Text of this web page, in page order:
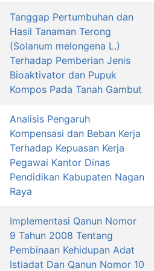
Tanggap Pertumbuhan dan
Hasil Tanaman Terong
(Solanum melongena L.)
Terhadap Pemberian Jenis
Bioaktivator dan Pupuk
Kompos Pada Tanah Gambut
Analisis Pengaruh
Kompensasi dan Beban Kerja
Terhadap Kepuasan Kerja
Pegawai Kantor Dinas
Pendidikan Kabupaten Nagan
Raya
Implementasi Qanun Nomor
9 Tahun 2008 Tentang
Pembinaan Kehidupan Adat
Istiadat Dan Qanun Nomor 10